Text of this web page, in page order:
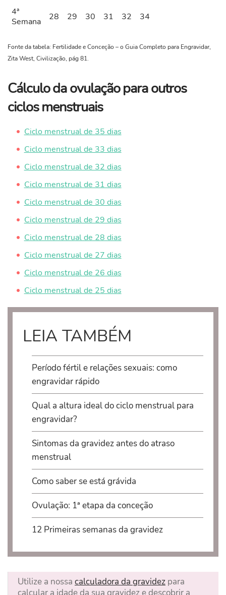
4ª
Semana
28 29 30 31 32 34
Fonte da tabela: Fertilidade e Conceção – o Guia Completo para Engravidar,
Zita West, Civilização, pág 81.
Cálculo da ovulação para outros
ciclos menstruais
Ciclo menstrual de 35 dias
Ciclo menstrual de 33 dias
Ciclo menstrual de 32 dias
Ciclo menstrual de 31 dias
Ciclo menstrual de 30 dias
Ciclo menstrual de 29 dias
Ciclo menstrual de 28 dias
Ciclo menstrual de 27 dias
Ciclo menstrual de 26 dias
Ciclo menstrual de 25 dias
LEIA TAMBÉM
Período fértil e relações sexuais: como
engravidar rápido
Qual a altura ideal do ciclo menstrual para
engravidar?
Sintomas da gravidez antes do atraso
menstrual
Como saber se está grávida
Ovulação: 1ª etapa da conceção
12 Primeiras semanas da gravidez
Utilize a nossa calculadora da gravidez para